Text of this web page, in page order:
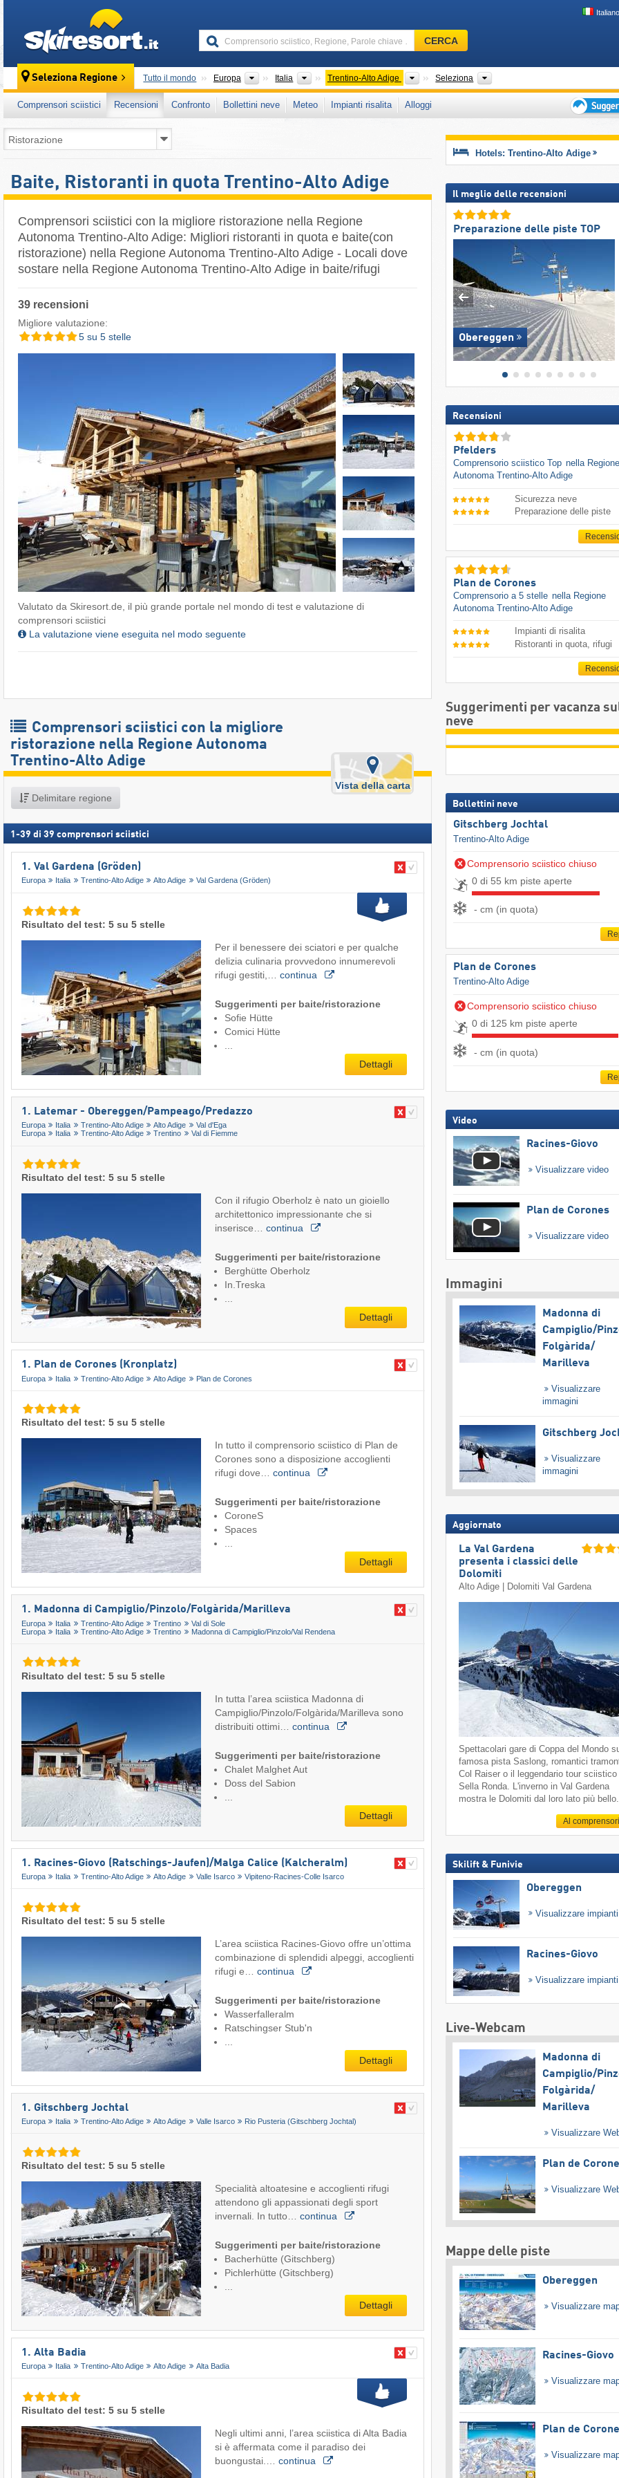
Italiano
Comprensorio
sciistico,
Parole
chiave
…
CERCA
Seleziona Regione Tutto il mondo Europa Continenti
Italia PaesiTrentino-Alto Adige RegioniSeleziona Catene montuose, Parco,
Comprensori sciistici Recensioni Confronto Bollettini neve Meteo Impianti risalita
Alloggi
per
vacanza
sciistica
Baite, Ristoranti in quota Trentino-Alto Adige
Comprensori sciistici con la migliore ristorazione nella Regione
Autonoma Trentino-Alto Adige: Migliori ristoranti in quota e baite(con
ristorazione) nella Regione Autonoma Trentino-Alto Adige - Locali dove
sostare nella Regione Autonoma Trentino-Alto Adige in baite/rifugi
39 recensioni
Migliore valutazione:
5 su 5 stelle
Valutato da Skiresort.de, il più grande portale nel mondo di test e valutazione di
comprensori sciistici
La valutazione viene eseguita nel modo seguente
Comprensori sciistici con la migliore
ristorazione nella Regione Autonoma
Trentino-Alto Adige
Delimitare regione
Vista della carta
1 -39 di 39 comprensori sciistici
1. Val Gardena (Gröden)
Europa Italia Trentino-Alto Adige Alto Adige Val Gardena (Gröden)
Risultato del test: 5 su 5 stelle
Per il benessere dei sciatori e per qualche
delizia culinaria provvedono innumerevoli
rifugi gestiti,… continua
Suggerimenti per baite/ristorazione
Sofie Hütte
Comici Hütte
Dettagli
1. Latemar - Obereggen/​Pampeago/​Predazzo
Europa Italia Trentino-Alto Adige Alto Adige
Val d'Ega
Europa
Italia Trentino-Alto Adige Trentino Val di Fiemme
Risultato del test: 5 su 5 stelle
Con il rifugio Oberholz è nato un gioiello
architettonico impressionante che si
inserisce… continua
Suggerimenti per baite/ristorazione
Berghütte Oberholz
In.Treska
...
Dettagli
1. Plan de Corones (Kronplatz)
Europa Italia Trentino-Alto Adige Alto Adige Plan de Corones
Risultato del test: 5 su 5 stelle
In tutto il comprensorio sciistico di Plan de
Corones sono a disposizione accoglienti
rifugi dove… continua
Suggerimenti per baite/ristorazione
CoroneS
Spaces
...
Dettagli
1. Madonna di Campiglio/​Pinzolo/​Folgàrida/​Marilleva
Europa Italia Trentino-Alto Adige Trentino
Val di Sole
Europa
Italia Trentino-Alto Adige Trentino Madonna di Campiglio/​Pinzolo/​Val Rendena
Risultato del test: 5 su 5 stelle
In tutta l’area sciistica Madonna di
Campiglio/Pinzolo/Folgàrida/Marilleva sono
distribuiti ottimi… continua
Suggerimenti per baite/ristorazione
Chalet Malghet Aut
Doss del Sabion
Dettagli
1. Racines-Giovo (Ratschings-Jaufen)/​Malga Calice (Kalcheralm)
Europa Italia Trentino-Alto Adige Alto Adige Valle Isarco Vipiteno-Racines-Colle Isarco
Risultato del test: 5 su 5 stelle
L’area sciistica Racines-Giovo offre un’ottima
combinazione di splendidi alpeggi, accoglienti
rifugi e… continua
Suggerimenti per baite/ristorazione
Wasserfalleralm
Ratschingser Stub'n
Dettagli
1. Gitschberg Jochtal
Europa Italia Trentino-Alto Adige Alto Adige Valle Isarco Rio Pusteria (Gitschberg Jochtal)
Risultato del test: 5 su 5 stelle
Specialità altoatesine e accoglienti rifugi
attendono gli appassionati degli sport
invernali. In tutto… continua
Suggerimenti per baite/ristorazione
Bacherhütte (Gitschberg)
Pichlerhütte (Gitschberg)
Dettagli
1. Alta Badia
Europa Italia Trentino-Alto Adige Alto Adige Alta Badia
Risultato del test: 5 su 5 stelle
Negli ultimi anni, l’area sciistica di Alta Badia
si è affermata come il paradiso dei
buongustai.… continua
Hotels: Trentino-Alto Adige
Il meglio delle recensioni
Preparazione delle piste TOP
Obereggen
Recensioni
Pfelders
Comprensorio sciistico Top nella Regione
Autonoma Trentino-Alto Adige
Sicurezza neve
Preparazione delle piste
Plan de Corones
Comprensorio a 5 stelle nella Regione
Autonoma Trentino-Alto Adige
Impianti di risalita
Ristoranti in quota, rifugi
Suggerimenti per vacanza
neve
Bollettini neve
Gitschberg Jochtal
Trentino-Alto Adige
Comprensorio sciistico chiuso
0 di 55 km piste aperte
- cm (in quota)
Plan de Corones
Trentino-Alto Adige
Comprensorio sciistico chiuso
0 di 125 km piste aperte
- cm (in quota)
Video
Racines-Giovo
Visualizzare video
Plan de Corones
Visualizzare video
Immagini
Madonna di
Campiglio/​
Folgàrida/​
Marilleva
Visualizzare
immagini
Gitschberg
Visualizzare
immagini
Aggiornato
La Val Gardena
presenta i classici delle
Dolomiti
Alto Adige | Dolomiti Val Gardena
Spettacolari gare di Coppa del Mondo
famosa pista Saslong, romantici
Col Raiser o il leggendario tour sciistico
Sella Ronda. L'inverno in Val Gardena
mostra le Dolomiti dal loro lato più bello.
Al
Skilift & Funivie
Obereggen
Visualizzare
Racines-Giovo
Visualizzare
Live-Webcam
Madonna di
Campiglio/​
Folgàrida/​
Marilleva
Visualizzare
Plan de
Visualizzare
Mappe delle piste
Obereggen
Visualizzare
Racines-Giovo
Visualizzare
Plan de
Visualizzare